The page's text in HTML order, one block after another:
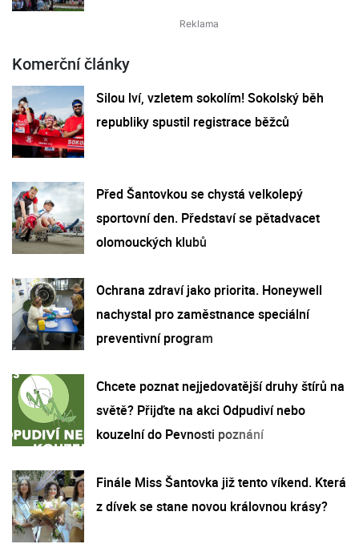
Komerční články
Silou lví, vzletem sokolím! Sokolský běh
republiky spustil registrace běžců
Před Šantovkou se chystá velkolepý
sportovní den. Představí se pětadvacet
olomouckých klubů
Ochrana zdraví jako priorita. Honeywell
nachystal pro zaměstnance speciální
preventivní program
Chcete poznat nejjedovatější druhy štírů na
světě? Přijďte na akci Odpudiví nebo
kouzelní do Pevnosti poznání
Finále Miss Šantovka již tento víkend. Která
z dívek se stane novou královnou krásy?